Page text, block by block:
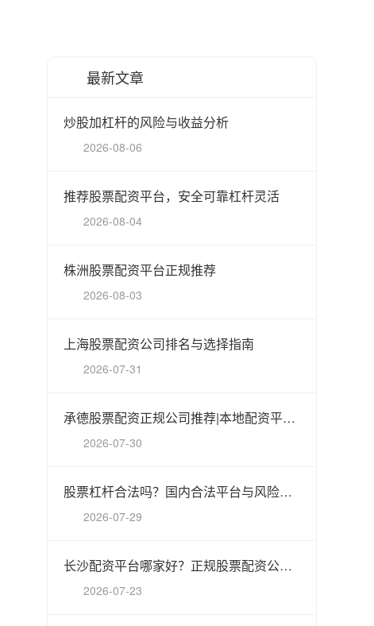
最新文章
炒股加杠杆的风险与收益分析
2026-08-06
推荐股票配资平台，安全可靠杠杆灵活
2026-08-04
株洲股票配资平台正规推荐
2026-08-03
上海股票配资公司排名与选择指南
2026-07-31
承德股票配资正规公司推荐|本地配资平台指南
2026-07-30
股票杠杆合法吗？国内合法平台与风险解析
2026-07-29
长沙配资平台哪家好？正规股票配资公司推荐
2026-07-23